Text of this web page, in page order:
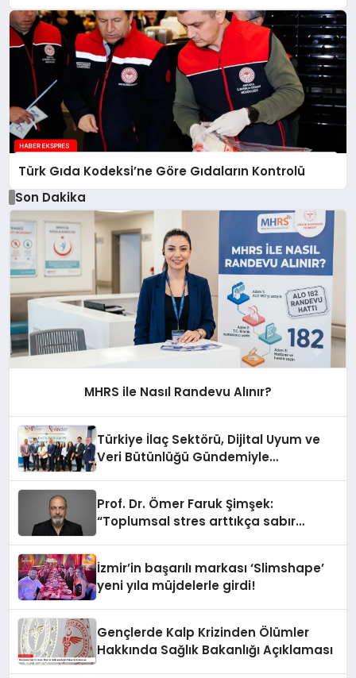
Türk Gıda Kodeksi’ne Göre Gıdaların Kontrolü
Son Dakika
MHRS ile Nasıl Randevu Alınır?
Türkiye İlaç Sektörü, Dijital Uyum ve
Veri Bütünlüğü Gündemiyle
Prof. Dr. Ömer Faruk Şimşek:
“Toplumsal stres arttıkça sabır
İzmir’in başarılı markası ‘Slimshape’
yeni yıla müjdelerle girdi!
Gençlerde Kalp Krizinden Ölümler
Hakkında Sağlık Bakanlığı Açıklaması